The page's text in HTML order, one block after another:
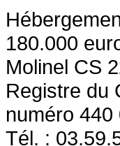
180.000
Molinel CS
Registre du
numéro
Tél. :